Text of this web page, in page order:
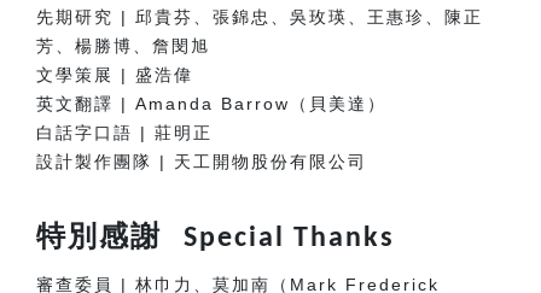
先期研究 | 邱貴芬、張錦忠、吳玫瑛、王惠珍、陳正
芳、楊勝博、詹閔旭
文學策展 | 盛浩偉
英文翻譯 | Amanda Barrow（貝美達）
白話字口語 | 莊明正
設計製作團隊 | 天工開物股份有限公司
特別感謝 Special Thanks
審查委員 | 林巾力、莫加南（Mark Frederick